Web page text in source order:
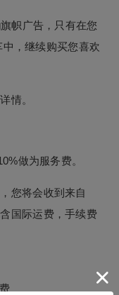
帜广告，只有在您
，继续购买您喜欢
情。
做为服务费。
您将会收到来自
国际运费，手续费